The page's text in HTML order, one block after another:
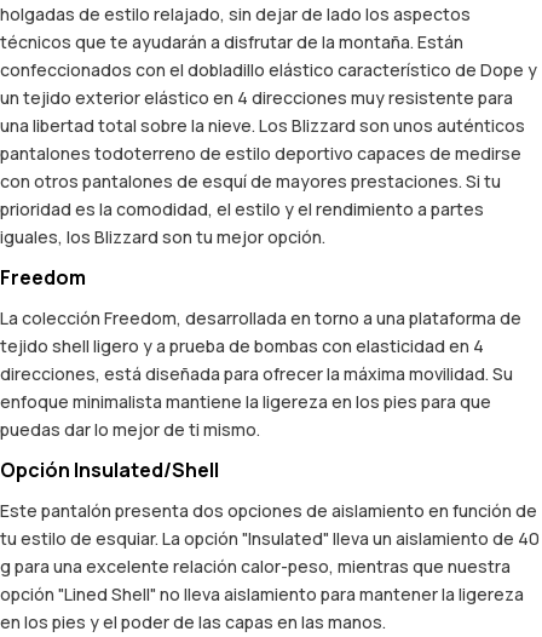
holgadas de estilo relajado, sin dejar de lado los aspectos
técnicos que te ayudarán a disfrutar de la montaña. Están
confeccionados con el dobladillo elástico característico de Dope y
un tejido exterior elástico en 4 direcciones muy resistente para
una libertad total sobre la nieve. Los Blizzard son unos auténticos
pantalones todoterreno de estilo deportivo capaces de medirse
con otros pantalones de esquí de mayores prestaciones. Si tu
prioridad es la comodidad, el estilo y el rendimiento a partes
iguales, los Blizzard son tu mejor opción.
Freedom
La colección Freedom, desarrollada en torno a una plataforma de
tejido shell ligero y a prueba de bombas con elasticidad en 4
direcciones, está diseñada para ofrecer la máxima movilidad. Su
enfoque minimalista mantiene la ligereza en los pies para que
puedas dar lo mejor de ti mismo.
Opción Insulated/Shell
Este pantalón presenta dos opciones de aislamiento en función de
tu estilo de esquiar. La opción "Insulated" lleva un aislamiento de 40
g para una excelente relación calor-peso, mientras que nuestra
opción "Lined Shell" no lleva aislamiento para mantener la ligereza
en los pies y el poder de las capas en las manos.